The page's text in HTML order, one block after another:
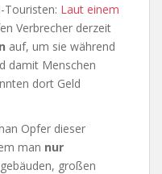
Touristen: Laut einem
Verbrecher derzeit
auf, um sie während
damit Menschen
dort Geld
Opfer dieser
man nur
großen